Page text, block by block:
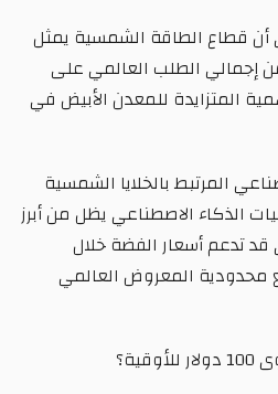
أن قطاع الطاقة الشمسية يمثل
يقرب من 16% من إجمالي الطلب العالمي على
المتزايدة للمعدن الأبيض في
المرتبط بالخلايا الشمسية
الذكاء الاصطناعي يظل من أبرز
قد تدعم أسعار الفضة خلال
محدودية المعروض العالمي